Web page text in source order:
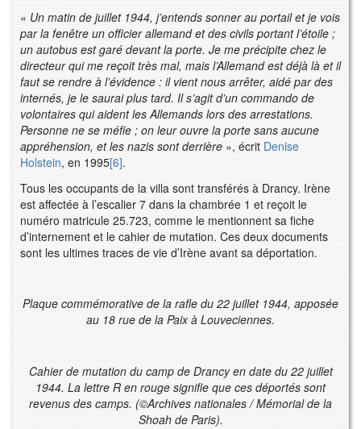
« Un matin de juillet 1944, j’entends sonner au portail et je vois
par la fenêtre un officier allemand et des civils portant l’étoile ;
un autobus est garé devant la porte. Je me précipite chez le
directeur qui me reçoit très mal, mais l’Allemand est déjà là et il
faut se rendre à l’évidence : il vient nous arrêter, aidé par des
internés, je le saurai plus tard. Il s’agit d’un commando de
volontaires qui aident les Allemands lors des arrestations.
Personne ne se méfie ; on leur ouvre la porte sans aucune
appréhension, et les nazis sont derrière », écrit Denise
Holstein, en 1995[6].
Tous les occupants de la villa sont transférés à Drancy. Irène
est affectée à l’escalier 7 dans la chambrée 1 et reçoit le
numéro matricule 25.723, comme le mentionnent sa fiche
d’internement et le cahier de mutation. Ces deux documents
sont les ultimes traces de vie d’Irène avant sa déportation.
Plaque commémorative de la rafle du 22 juillet 1944, apposée
au 18 rue de la Paix à Louveciennes.
Cahier de mutation du camp de Drancy en date du 22 juillet
1944. La lettre R en rouge signifie que ces déportés sont
revenus des camps. (©Archives nationales / Mémorial de la
Shoah de Paris).